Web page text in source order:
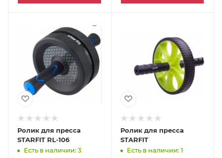
Ролик для пресса
STARFIT RL-106
Есть в наличии: 3
Ролик для пресса
STARFIT
Есть в наличии: 1